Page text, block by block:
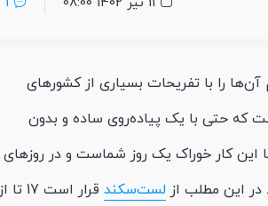
را با تفریحات بسیاری از کشورهای
که حتی با یک پیاده‌روی ساده و بدون
این کار خوراک یک روز شماست و در روزهای
این مطلب از لست‌سکند
قرار است 17 تا از